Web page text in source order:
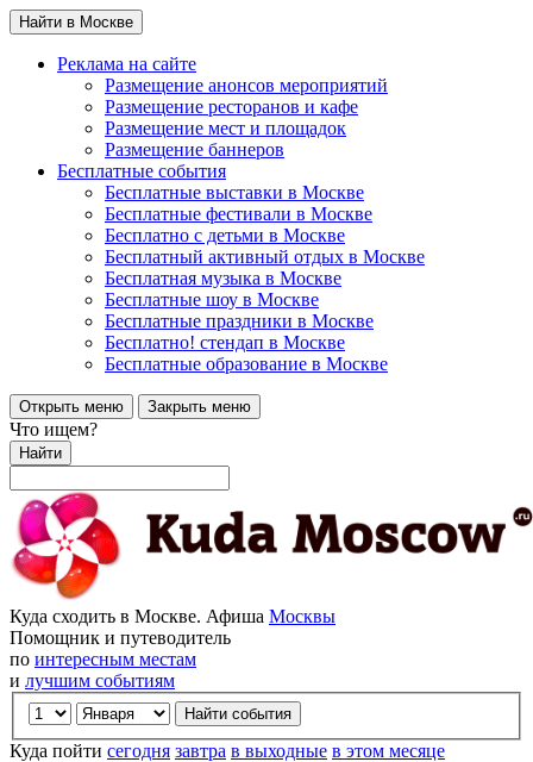
Найти в Москве
Реклама на сайте
Размещение анонсов мероприятий
Размещение ресторанов и кафе
Размещение мест и площадок
Размещение баннеров
Бесплатные события
Бесплатные выставки в Москве
Бесплатные фестивали в Москве
Бесплатно с детьми в Москве
Бесплатный активный отдых в Москве
Бесплатная музыка в Москве
Бесплатные шоу в Москве
Бесплатные праздники в Москве
Бесплатно! стендап в Москве
Бесплатные образование в Москве
Открыть меню Закрыть меню
Что ищем?
Найти
Куда сходить в Москве. Афиша Москвы
Помощник и путеводитель
по интересным местам
и лучшим событиям
Куда пойти сегодня завтра в выходные в этом месяце